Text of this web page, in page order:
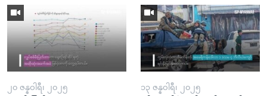
၂၀ ဇန္နဝါရီ၊ ၂၀၂၅ ၁၃ ဇန္နဝါရီ၊ ၂၀၂၅